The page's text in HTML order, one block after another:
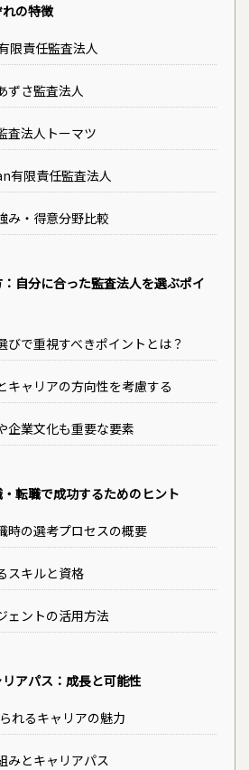
の特徴
限責任監査法人
ずさ監査法人
査法人トーマツ
有限責任監査法人
み・得意分野比較
自分に合った監査法人を選ぶポイ
びで重視すべきポイントとは？
キャリアの方向性を考慮する
企業文化も重要な要素
転職で成功するためのヒント
時の選考プロセスの概要
スキルと資格
ェントの活用方法
アパス：成長と可能性
れるキャリアの魅力
みとキャリアパス